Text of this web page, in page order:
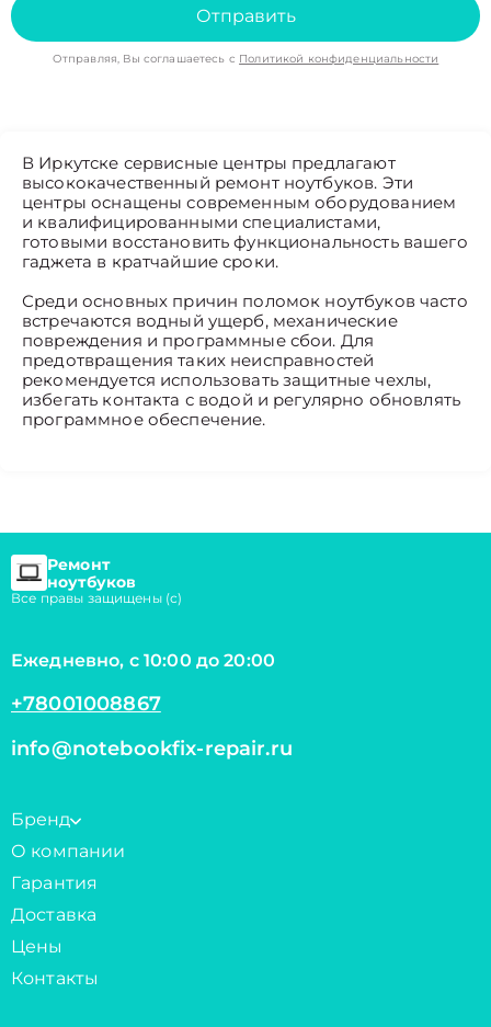
Отправить
Отправляя, Вы соглашаетесь с Политикой конфиденциальности
В Иркутске сервисные центры предлагают
высококачественный ремонт ноутбуков. Эти
центры оснащены современным оборудованием
и квалифицированными специалистами,
готовыми восстановить функциональность вашего
гаджета в кратчайшие сроки.
Среди основных причин поломок ноутбуков часто
встречаются водный ущерб, механические
повреждения и программные сбои. Для
предотвращения таких неисправностей
рекомендуется использовать защитные чехлы,
избегать контакта с водой и регулярно обновлять
программное обеспечение.
Ремонт
ноутбуков
Все правы защищены (с)
Ежедневно, с 10:00 до 20:00
+78001008867
info@notebookfix-repair.ru
Бренд
О компании
Гарантия
Доставка
Цены
Контакты